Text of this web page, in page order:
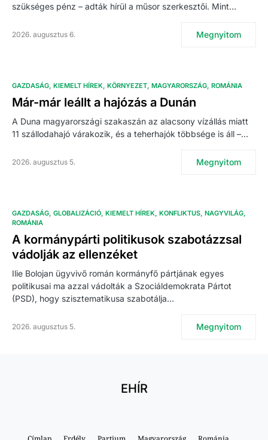
szükséges pénz – adták hírül a műsor szerkesztői. Mint…
2026. augusztus 6. Megnyitom
GAZDASÁG KIEMELT HÍREK KÖRNYEZET MAGYARORSZÁG ROMÁNIA
Már-már leállt a hajózás a Dunán
A Duna magyarországi szakaszán az alacsony vízállás miatt
11 szállodahajó várakozik, és a teherhajók többsége is áll –…
2026. augusztus 5. Megnyitom
GAZDASÁG GLOBALIZÁCIÓ KIEMELT HÍREK KONFLIKTUS NAGYVILÁG
ROMÁNIA
A kormánypárti politikusok szabotázzsal
vádolják az ellenzéket
Ilie Bolojan ügyvivő román kormányfő pártjának egyes
politikusai ma azzal vádolták a Szociáldemokrata Pártot
(PSD), hogy szisztematikusa szabotálja…
2026. augusztus 5. Megnyitom
EHÍR